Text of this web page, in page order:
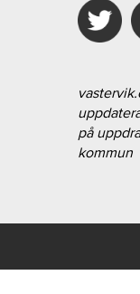
på
kommun